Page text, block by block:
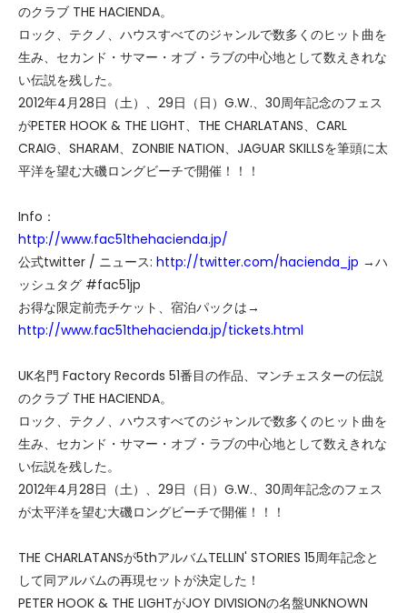
のクラブ THE HACIENDA。
ロック、テクノ、ハウスすべてのジャンルで数多くのヒット曲を
生み、セカンド・サマー・オブ・ラブの中心地として数えきれな
い伝説を残した。
2012年4月28日（土）、29日（日）G.W.、30周年記念のフェス
がPETER HOOK & THE LIGHT、THE CHARLATANS、CARL
CRAIG、SHARAM、ZONBIE NATION、JAGUAR SKILLSを筆頭に太
平洋を望む大磯ロングビーチで開催！！！
Info：
http://www.fac51thehacienda.jp/
公式twitter / ニュース: http://twitter.com/hacienda_jp →ハ
ッシュタグ #fac51jp
お得な限定前売チケット、宿泊パックは→
http://www.fac51thehacienda.jp/tickets.html
UK名門 Factory Records 51番目の作品、マンチェスターの伝説
のクラブ THE HACIENDA。
ロック、テクノ、ハウスすべてのジャンルで数多くのヒット曲を
生み、セカンド・サマー・オブ・ラブの中心地として数えきれな
い伝説を残した。
2012年4月28日（土）、29日（日）G.W.、30周年記念のフェス
が太平洋を望む大磯ロングビーチで開催！！！
THE CHARLATANSが5thアルバムTELLIN' STORIES 15周年記念と
して同アルバムの再現セットが決定した！
PETER HOOK & THE LIGHTがJOY DIVISIONの名盤UNKNOWN